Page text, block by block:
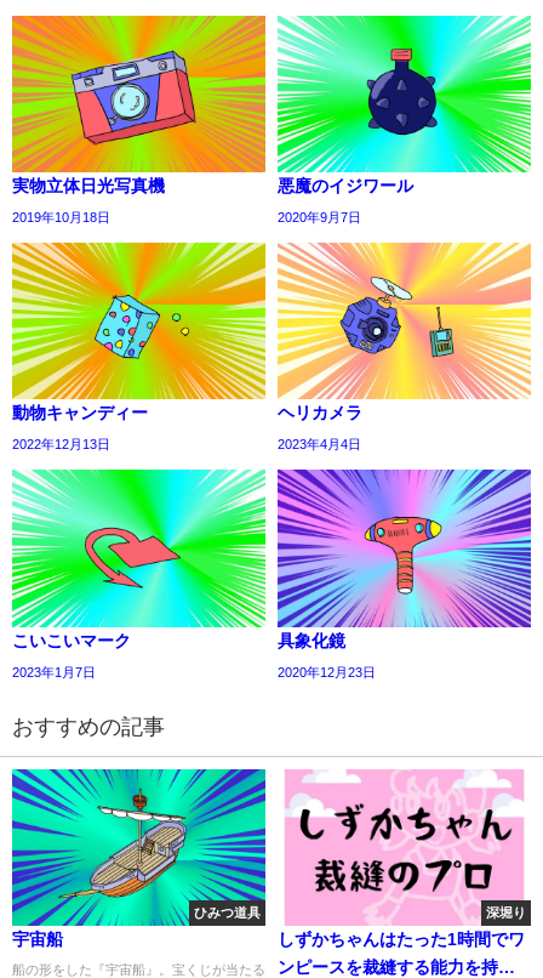
実物立体日光写真機
2019年10月18日
悪魔のイジワール
2020年9月7日
動物キャンディー
2022年12月13日
ヘリカメラ
2023年4月4日
こいこいマーク
2023年1月7日
具象化鏡
2020年12月23日
おすすめの記事
ひみつ道具
宇宙船
船の形をした『宇宙船』。宝くじが当たる
深堀り
しずかちゃんはたった1時間でワ
ンピースを裁縫する能力を持っ